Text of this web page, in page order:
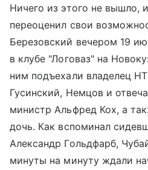
Ничего из этого не вышло,
переоценил свои
Березовский вечером 19
в клубе "Логоваз" на
ним подъехали владелец
Гусинский, Немцов и
министр Альфред Кох, а
дочь. Как вспоминал
Александр Гольдфарб,
минуты на минуту ждали